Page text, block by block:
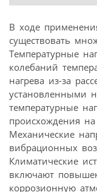
В ходе
существовать
Температурные
колебаний
нагрева из-за
установленными
температурные
происхождения
Механические
вибрационных
Климатические
включают
коррозионную